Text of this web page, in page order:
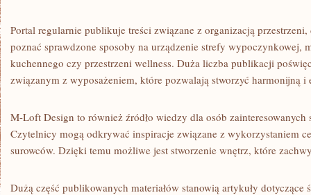
Portal regularnie publikuje treści związane z organizacją
poznać sprawdzone sposoby na urządzenie strefy wypoczynkowej,
kuchennego czy przestrzeni wellness. Duża liczba publikacji
związanym z wyposażeniem, które pozwalają stworzyć harmonijną i
M-Loft Design to również źródło wiedzy dla osób
Czytelnicy mogą odkrywać inspiracje związane z wykorzystaniem
surowców. Dzięki temu możliwe jest stworzenie wnętrz, które
Dużą część publikowanych materiałów stanowią artykuły